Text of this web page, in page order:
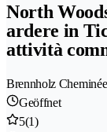
North
ardere in
attività
Brennholz
Geöffnet
5(1)